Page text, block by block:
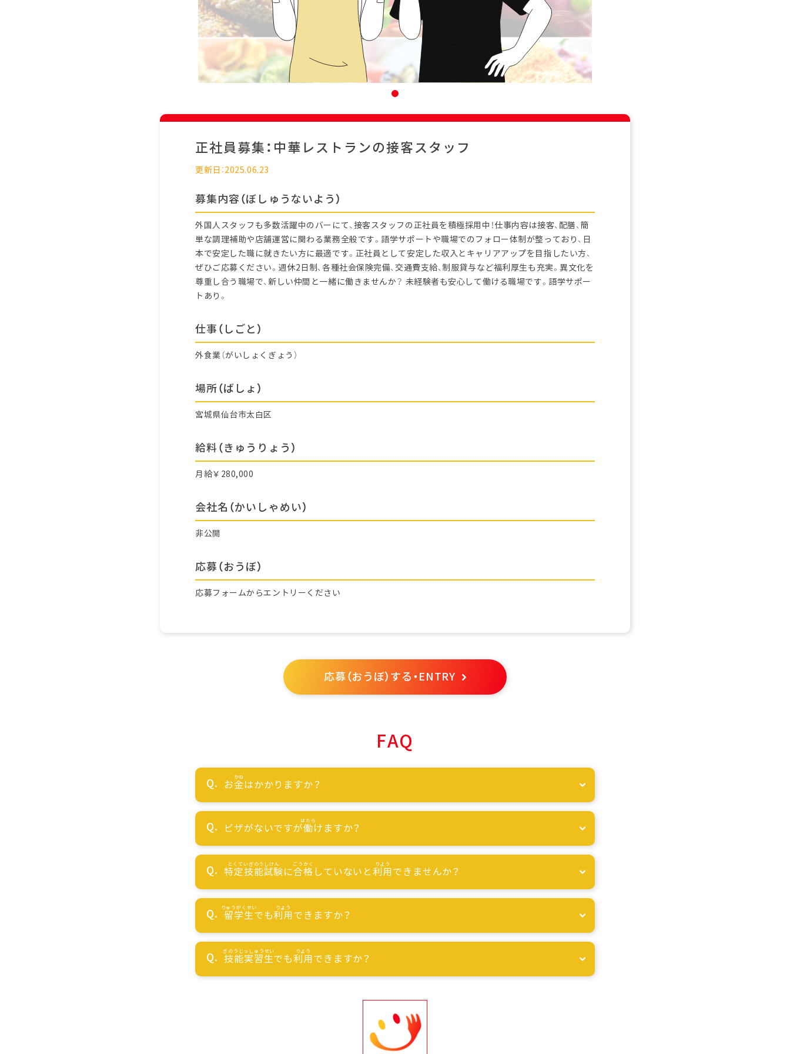
正社員募集：中華レストランの接客スタッフ
更新日：2025.06.23
募集内容（ぼしゅうないよう）
外国人スタッフも多数活躍中のバーにて、接客スタッフの正社員を積極採用中！仕事内容は接客、配膳、簡
単な調理補助や店舗運営に関わる業務全般です。語学サポートや職場でのフォロー体制が整っており、日
本で安定した職に就きたい方に最適です。正社員として安定した収入とキャリアアップを目指したい方、
ぜひご応募ください。週休2日制、各種社会保険完備、交通費支給、制服貸与など福利厚生も充実。異文化を
尊重し合う職場で、新しい仲間と一緒に働きませんか？ 未経験者も安心して働ける職場です。語学サポー
トあり。
仕事（しごと）
外食業（がいしょくぎょう）
場所（ばしょ）
宮城県仙台市太白区
給料（きゅうりょう）
月給￥280,000
会社名（かいしゃめい）
非公開
応募（おうぼ）
応募フォームからエントリーください
応募（おうぼ）する・ENTRY
FAQ
お金はかかりますか？
ビザがないですが働けますか？
特定技能試験に合格 していないと利用できませんか？
留学生でも利用できますか？
技能実習生でも利用できますか？